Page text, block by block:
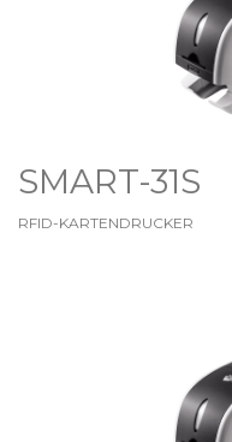
SMART-31S
RFID-KARTENDRUCKER